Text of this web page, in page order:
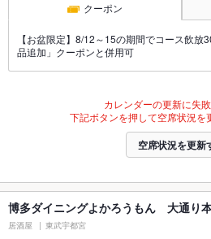
クーポン
【お盆限定】8/12～15の期間でコース飲
品追加」クーポンと併用可
カレンダーの更新に失敗
下記ボタンを押して空席状況を
空席状況を更新
博多ダイニングよかろうもん 大通り
居酒屋 東武宇都宮